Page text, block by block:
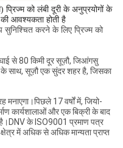
प्रिज्म को लंबी दूरी के अनुप्रयोगों के
आवश्यकता होती है
सुनिश्चित करने के लिए प्रिज्म को
से 80 किमी दूर सूज़ौ, जिआंगसु
के साथ, सूज़ौ एक सुंदर शहर है, जिसका
17 वर्षों में, जियो-
कार्यशालाओं और एक बिक्री के बाद
के ISO9001 प्रमाण पत्र
में अधिक से अधिक मान्यता प्राप्त